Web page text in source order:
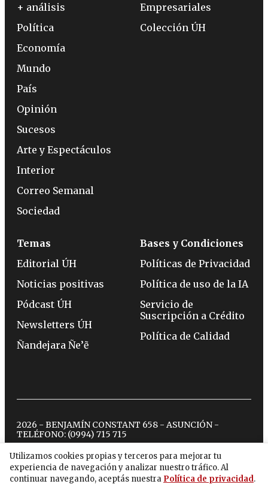
Utilizamos cookies propias y terceros para mejorar tu
experiencia de navegación y analizar nuestro tráfico. Al
continuar navegando, aceptás nuestra Política de privacidad.
+ análisis
Política
Economía
Mundo
País
Opinión
Sucesos
Arte y Espectáculos
Interior
Correo Semanal
Sociedad
Empresariales
Colección ÚH
Temas
Editorial ÚH
Noticias positivas
Pódcast ÚH
Newsletters ÚH
Ñandejara Ñe’ẽ
Bases y Condiciones
Políticas de Privacidad
Política de uso de la IA
Servicio de
Suscripción a Crédito
Política de Calidad
2026 - BENJAMÍN CONSTANT 658 - ASUNCIÓN -
TELÉFONO: (0994) 715 715
twitterinstagram
facebook
tiktokyoutubespotify